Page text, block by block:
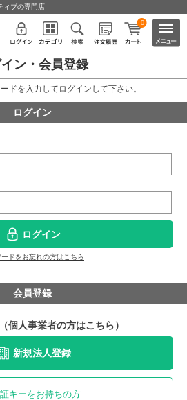
ブの専門店
0
イン・会員登録
ドを入力してログインして下さい。
ログイン
ログイン
ードをお忘れの方はこちら
会員登録
個人事業者の方はこちら）
新規法人登録
キーをお持ちの方